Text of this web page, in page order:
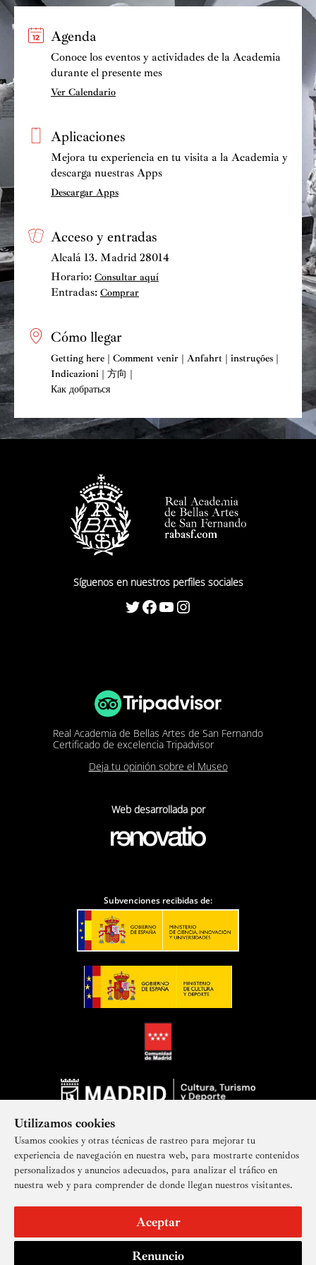
Utilizamos cookies
Usamos cookies y otras técnicas de rastreo para mejorar tu
experiencia de navegación en nuestra web, para mostrarte contenidos
personalizados y anuncios adecuados, para analizar el tráfico en
nuestra web y para comprender de donde llegan nuestros visitantes.
Aceptar
Renuncio
Agenda
Conoce los eventos y actividades de la Academia
durante el presente mes
Ver Calendario
Aplicaciones
Mejora tu experiencia en tu visita a la Academia y
descarga nuestras Apps
Descargar Apps
Acceso y entradas
Alcalá 13. Madrid 28014
Horario: Consultar aquí
Entradas: Comprar
Cómo llegar
Getting here | Comment venir | Anfahrt | instruções |
Indicazioni | 方向 |
Как добраться
Síguenos en nuestros perfiles sociales
Twitter Facebook YouTube Instagram
Real Academia de Bellas Artes de San Fernando
Certificado de excelencia Tripadvisor
Deja tu opinión sobre el Museo
Web desarrollada por
Subvenciones recibidas de:
Suscríbete a nuestra newsletter
AccesibilidadDerechos de imagen